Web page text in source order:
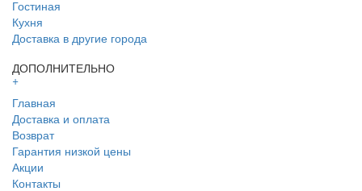
Гостиная
Кухня
Доставка в другие города
ДОПОЛНИТЕЛЬНО
+
Главная
Доставка и оплата
Возврат
Гарантия низкой цены
Акции
Контакты